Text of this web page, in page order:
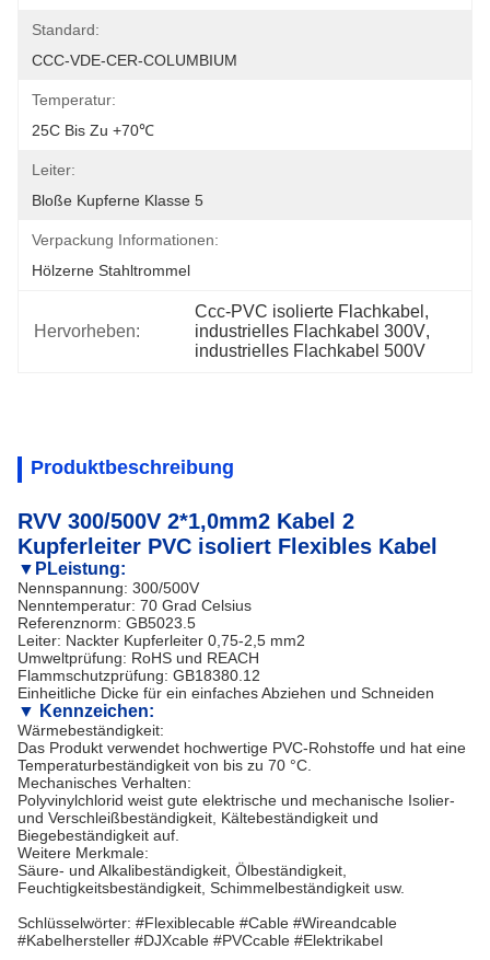
Standard:
CCC-VDE-CER-COLUMBIUM
Temperatur:
25C Bis Zu +70℃
Leiter:
Bloße Kupferne Klasse 5
Verpackung Informationen:
Hölzerne Stahltrommel
Hervorheben:
Ccc-PVC isolierte Flachkabel ,
industrielles Flachkabel 300V,
industrielles Flachkabel 500V
Produktbeschreibung
RVV 300/500V 2*1,0mm2 Kabel 2
Kupferleiter PVC isoliert Flexibles Kabel
▼P Leistung:
Nennspannung: 300/500V
Nenntemperatur: 70 Grad Celsius
Referenznorm: GB5023.5
Leiter: Nackter Kupferleiter 0,75-2,5 mm2
Umweltprüfung: RoHS und REACH
Flammschutzprüfung: GB18380.12
Einheitliche Dicke für ein einfaches Abziehen und Schneiden
▼ Kennzeichen:
Wärmebeständigkeit:
Das Produkt verwendet hochwertige PVC-Rohstoffe und hat eine
Temperaturbeständigkeit von bis zu 70 °C.
Mechanisches Verhalten:
Polyvinylchlorid weist gute elektrische und mechanische Isolier-
und Verschleißbeständigkeit, Kältebeständigkeit und
Biegebeständigkeit auf.
Weitere Merkmale:
Säure- und Alkalibeständigkeit, Ölbeständigkeit,
Feuchtigkeitsbeständigkeit, Schimmelbeständigkeit usw.
Schlüsselwörter: #Flexiblecable #Cable #Wireandcable
#Kabelhersteller #DJXcable #PVCcable #Elektrikabel